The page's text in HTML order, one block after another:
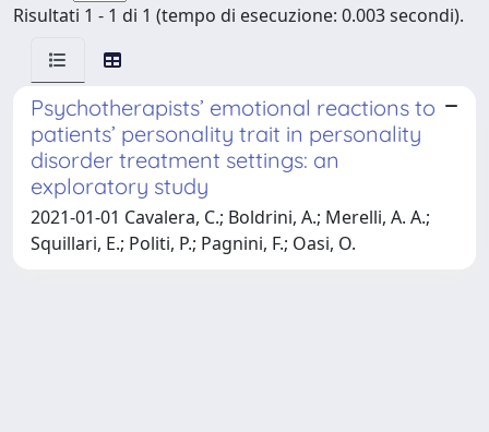
Risultati 1 - 1 di 1 (tempo di esecuzione: 0.003 secondi).
Psychotherapists’ emotional reactions to
patients’ personality trait in personality
disorder treatment settings: an
exploratory study
2021-01-01 Cavalera, C.; Boldrini, A.; Merelli, A. A.;
Squillari, E.; Politi, P.; Pagnini, F.; Oasi, O.